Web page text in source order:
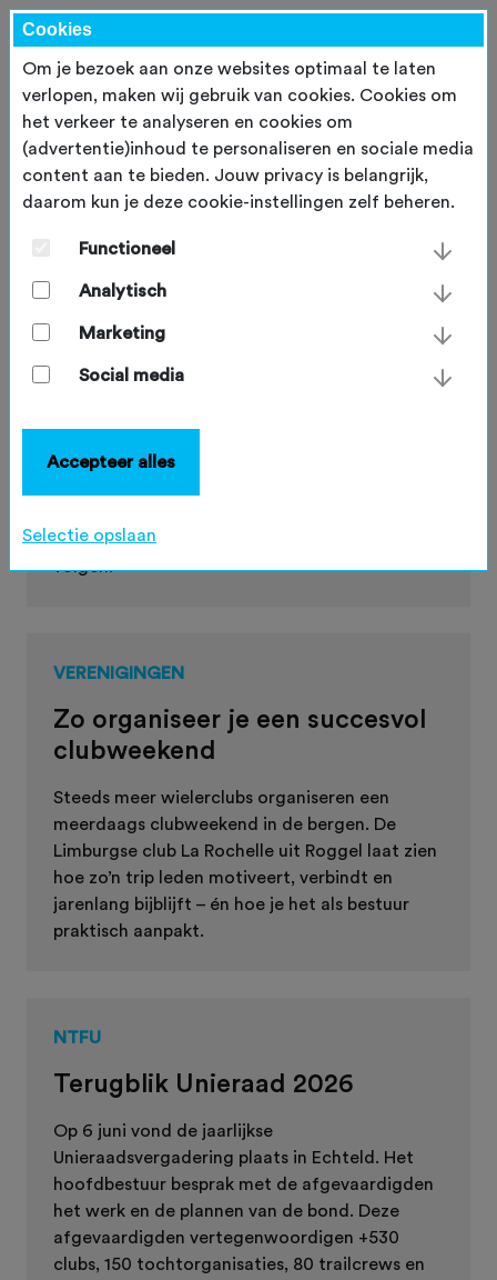
Nieuwsberichten
toertocht?
Het gaat dit weekend richting de 38°C, maar
gevoelsmatig ligt de temperatuur veel
waarschuwingen en richtlijnen van de KNMI te
volgen.
VERENIGINGEN
Zo organiseer je een succesvol
clubweekend
Steeds meer wielerclubs organiseren een
meerdaags clubweekend in de bergen. De
Limburgse club La Rochelle uit Roggel laat zien
hoe zo’n trip leden motiveert, verbindt en
jarenlang bijblijft – én hoe je het als bestuur
praktisch aanpakt.
NTFU
Terugblik Unieraad 2026
Op 6 juni vond de jaarlijkse
Unieraadsvergadering plaats in Echteld. Het
hoofdbestuur besprak met de afgevaardigden
het werk en de plannen van de bond. Deze
afgevaardigden vertegenwoordigen +530
clubs, 150 tochtorganisaties, 80 trailcrews en
Cookies
Om je bezoek aan onze websites optimaal te laten
verlopen, maken wij gebruik van cookies. Cookies om
het verkeer te analyseren en cookies om
(advertentie)inhoud te personaliseren en sociale media
content aan te bieden. Jouw privacy is belangrijk,
daarom kun je deze cookie-instellingen zelf beheren.
Functioneel
Analytisch
Marketing
Social media
Accepteer alles
Selectie opslaan